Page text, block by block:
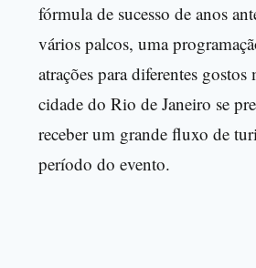
fórmula de sucesso de anos
vários palcos, uma
atrações para diferentes gostos
cidade do Rio de Janeiro se
receber um grande fluxo de
período do evento.